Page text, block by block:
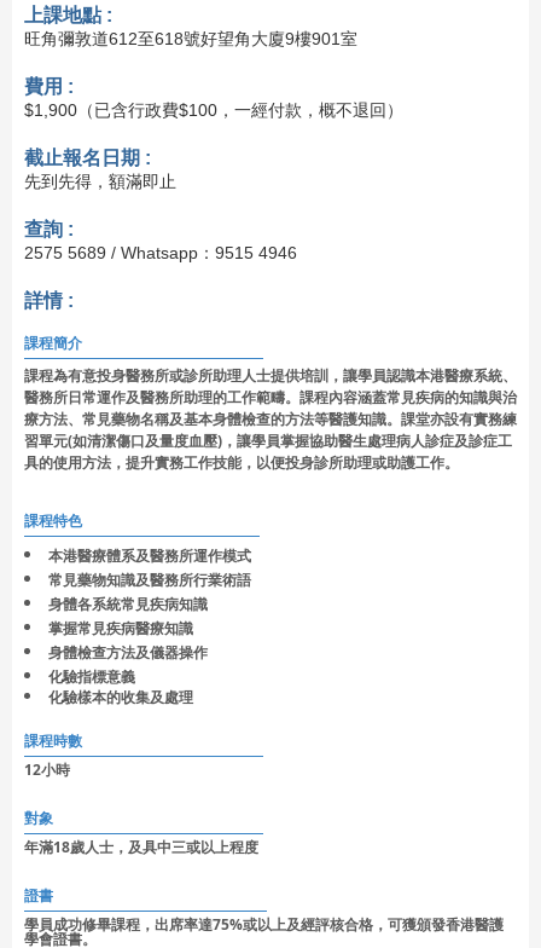
上課地點 :
旺角彌敦道612至618號好望角大廈9樓901室
費用 :
$1,900（已含行政費$100，一經付款，概不退回）
截止報名日期 :
先到先得，額滿即止
查詢 :
2575 5689 / Whatsapp：9515 4946
詳情 :
課程簡介
課程為有意投身醫務所或診所助理人士提供培訓，讓學員認識本港醫療系統、
醫務所日常運作及醫務所助理的工作範疇。課程內容涵蓋常見疾病的知識與治
療方法、常見藥物名稱及基本身體檢查的方法等醫護知識。課堂亦設有實務練
習單元(如清潔傷口及量度血壓)，讓學員掌握協助醫生處理病人診症及診症工
具的使用方法，提升實務工作技能，以便投身診所助理或助護工作。
課程特色
本港醫療體系及醫務所運作模式
常見藥物知識及醫務所行業術語
身體各系統常見疾病知識
掌握常見疾病醫療知識
身體檢查方法及儀器操作
化驗指標意義
化驗樣本的收集及處理
課程時數
12小時
對象
年滿18歲人士，及具中三或以上程度
證書
學員成功修畢課程，出席率達75%或以上及經評核合格，可獲頒發香港醫護
學會證書。